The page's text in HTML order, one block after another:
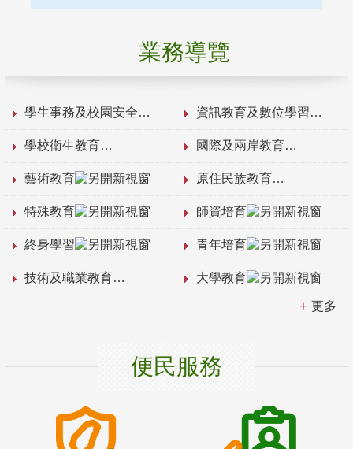
業務導覽
學生事務及校園安全 資訊教育及數位學習
學校衛生教育 國際及兩岸教育
藝術教育 原住民族教育
特殊教育 師資培育
終身學習 青年培育
技術及職業教育 大學教育
更多
便民服務